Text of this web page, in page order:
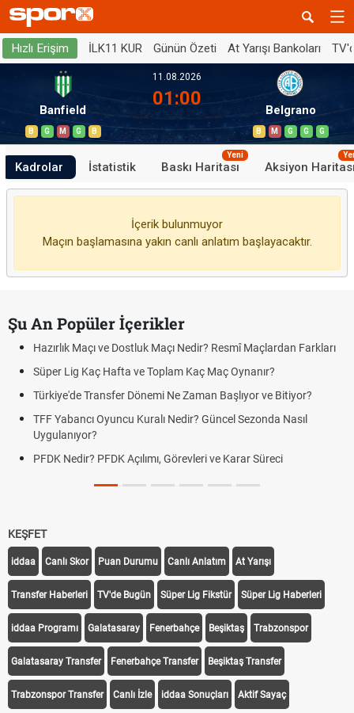
Hızlı Erişim İLK11 KUR Günün Özeti At Yarışı Bankoları
Banfield
B G M G B
11.08.2026
01:00
Belgrano
B M G G G
Kadrolar İstatistik Baskı Haritası
Yeni
Aksiyon
İçerik bulunmuyor
Maçın başlamasına yakın canlı anlatım başlayacaktır.
Şu An Popüler İçerikler
Hazırlık Maçı ve Dostluk Maçı Nedir? Resmî Maçlardan Farkları
Süper Lig Kaç Hafta ve Toplam Kaç Maç Oynanır?
Türkiye'de Transfer Dönemi Ne Zaman Başlıyor ve Bitiyor?
TFF Yabancı Oyuncu Kuralı Nedir? Güncel Sezonda Nasıl
Uygulanıyor?
PFDK Nedir? PFDK Açılımı, Görevleri ve Karar Süreci
KEŞFET
iddaa Canlı Skor Puan Durumu Canlı Anlatım At Yarışı
Transfer Haberleri TV'de Bugün Süper Lig Fikstür Süper Lig Haberleri
iddaa Programı Galatasaray Fenerbahçe Beşiktaş Trabzonspor
Galatasaray Transfer Fenerbahçe Transfer Beşiktaş Transfer
Trabzonspor Transfer Canlı İzle iddaa Sonuçları Aktif Sayaç